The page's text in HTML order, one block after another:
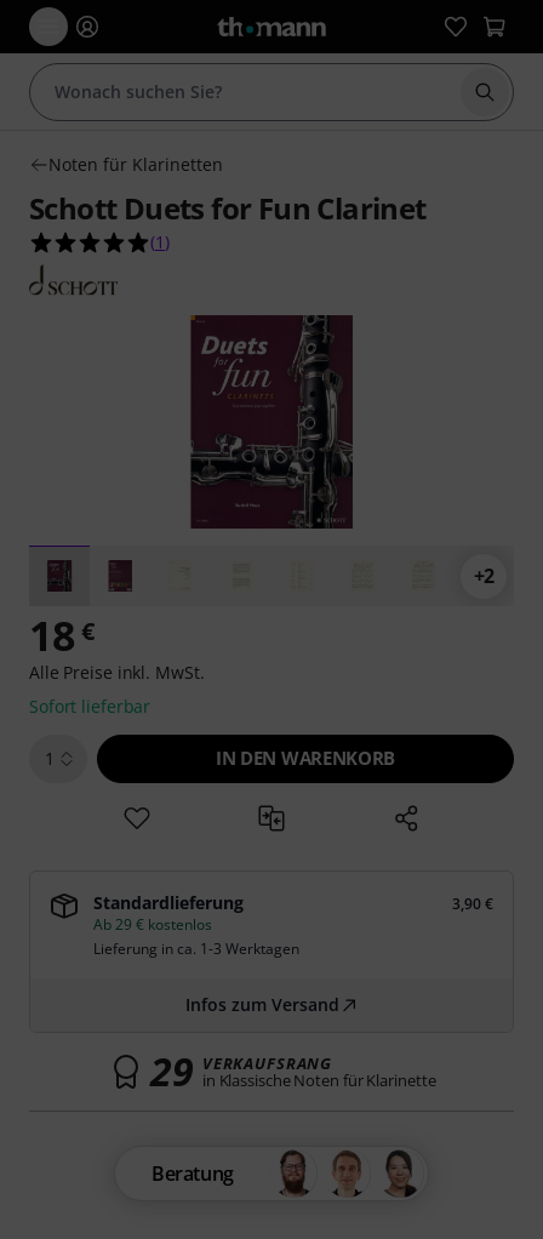
Suche
Noten für Klarinetten
Schott Duets for Fun Clarinet
5.0 von 5 Sternen aus 1 Kundenbewertungen
(1 )
+2
18 €
Alle Preise inkl. MwSt.
Sofort lieferbar
1 IN DEN WARENKORB
Standardlieferung
3,90 €
Ab 29 € kostenlos
Lieferung in ca. 1-3 Werktagen
Infos zum Versand
29 VERKAUFSRANG
in Klassische Noten für Klarinette
Beratung